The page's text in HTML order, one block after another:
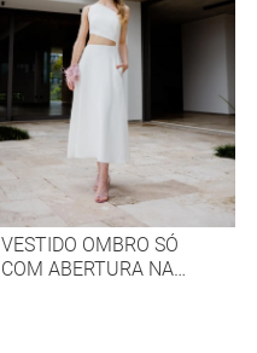
VESTIDO OMBRO SÓ
COM ABERTURA NA